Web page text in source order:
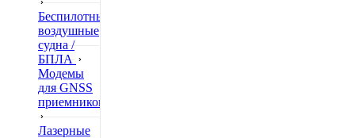
Беспилотные
воздушные
судна /
БПЛА
Модемы
для GNSS
приемников
Лазерные